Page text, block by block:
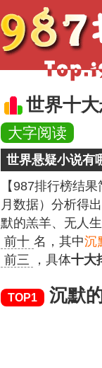
世界十
大字阅读
世界悬疑小说有
【987排行榜结果
月数据）分析得
默的羔羊、无人
前十 名，其中沉
前三
，具体十大
TOP1 沉默